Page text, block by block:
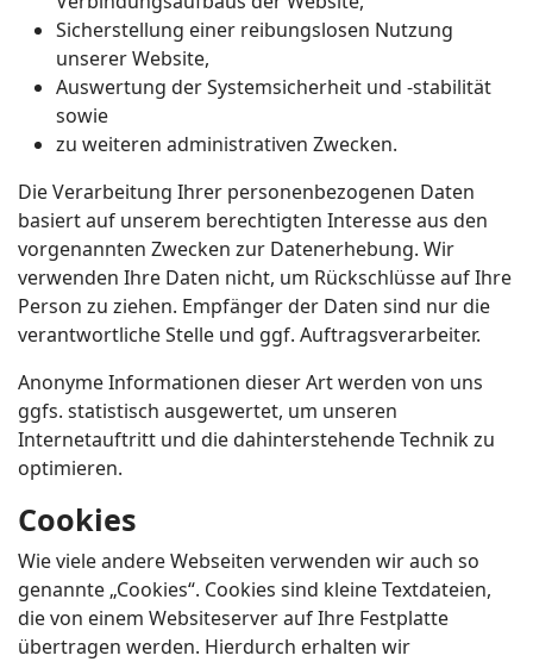
Sicherstellung einer reibungslosen Nutzung
unserer Website,
Auswertung der Systemsicherheit und -stabilität
sowie
zu weiteren administrativen Zwecken.
Die Verarbeitung Ihrer personenbezogenen Daten
basiert auf unserem berechtigten Interesse aus den
vorgenannten Zwecken zur Datenerhebung. Wir
verwenden Ihre Daten nicht, um Rückschlüsse auf Ihre
Person zu ziehen. Empfänger der Daten sind nur die
verantwortliche Stelle und ggf. Auftragsverarbeiter.
Anonyme Informationen dieser Art werden von uns
ggfs. statistisch ausgewertet, um unseren
Internetauftritt und die dahinterstehende Technik zu
optimieren.
Cookies
Wie viele andere Webseiten verwenden wir auch so
genannte „Cookies“. Cookies sind kleine Textdateien,
die von einem Websiteserver auf Ihre Festplatte
übertragen werden. Hierdurch erhalten wir